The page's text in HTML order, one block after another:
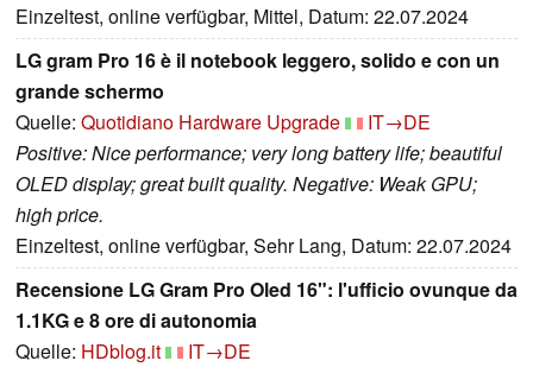
Einzeltest, online verfügbar, Mittel, Datum: 22.07.2024
LG gram Pro 16 è il notebook leggero, solido e con un
grande schermo
Quelle: Quotidiano Hardware Upgrade
IT→DE
Positive: Nice performance; very long battery life; beautiful
OLED display; great built quality. Negative: Weak GPU;
high price.
Einzeltest, online verfügbar, Sehr Lang, Datum: 22.07.2024
Recensione LG Gram Pro Oled 16": l'ufficio ovunque da
1.1KG e 8 ore di autonomia
Quelle: HDblog.it
IT→DE